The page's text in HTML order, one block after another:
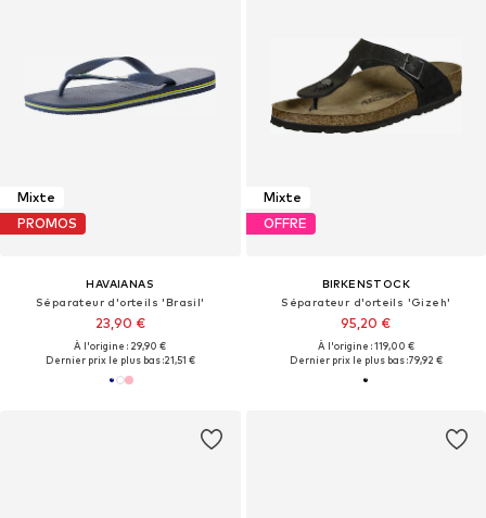
Mixte
PROMOS
HAVAIANAS
Séparateur d'orteils 'Brasil'
23,90 €
À l'origine : 29,90 €
Dernier prix le plus bas :21,51 €
Mixte
OFFRE
BIRKENSTOCK
Séparateur d'orteils 'Gizeh'
95,20 €
À l'origine : 119,00 €
Dernier prix le plus bas :79,92 €